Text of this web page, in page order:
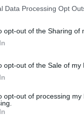
Data Processing Opt
opt-out of the Sharing of
opt-out of the Sale of my
opt-out of processing
στον Ράμα
η μαρτυρία
βίασαν στο
Αργυρός:
θα γίνει για